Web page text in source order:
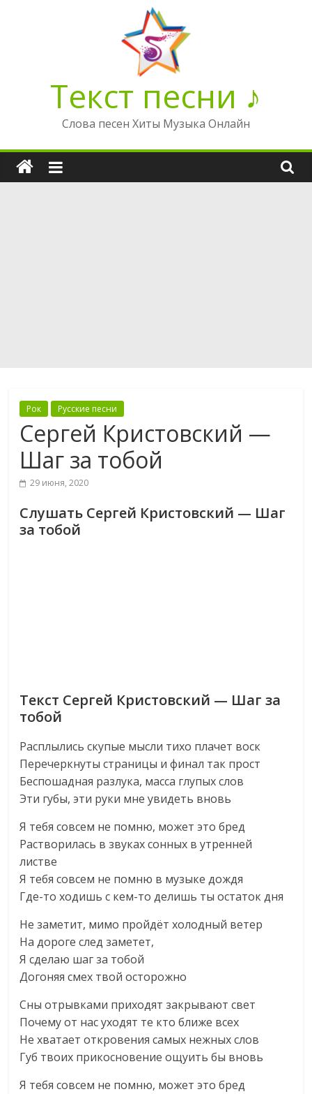
Текст песни ♪
Слова песен Хиты Музыка Онлайн
Рок Русские песни
Сергей Кристовский —
Шаг за тобой
29 июня, 2020
Слушать Сергей Кристовский — Шаг
за тобой
Текст Сергей Кристовский — Шаг за
тобой
Расплылись скупые мысли тихо плачет воск
Перечеркнуты страницы и финал так прост
Беспошадная разлука, масса глупых слов
Эти губы, эти руки мне увидеть вновь
Я тебя совсем не помню, может это бред
Растворилась в звуках сонных в утренней
листве
Я тебя совсем не помню в музыке дождя
Где-то ходишь с кем-то делишь ты остаток дня
Не заметит, мимо пройдёт холодный ветер
На дороге след заметет,
Я сделаю шаг за тобой
Догоняя смех твой осторожно
Сны отрывками приходят закрывают свет
Почему от нас уходят те кто ближе всех
Не хватает откровения самых нежных слов
Губ твоих прикосновение ощуить бы вновь
Я тебя совсем не помню, может это бред